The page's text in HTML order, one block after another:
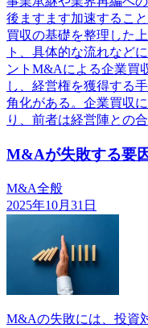
後ますます加速するこ
買収の基礎を整理した
ト、具体的な流れなど
ントM&Aによる企業買
し、経営権を獲得する
角化がある。企業買収
り、前者は経営陣との
M&Aが失敗する要
M&A全般
2025年10月31日
M&Aの失敗には、投資